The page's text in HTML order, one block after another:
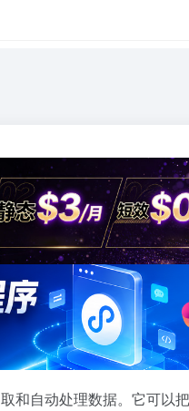
和自动处理数据。它可以